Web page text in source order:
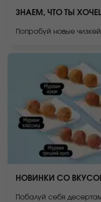
ЗНАЕМ, ЧТО ТЫ
Попробуй новые
НОВИНКИ СО
Побалуй себя